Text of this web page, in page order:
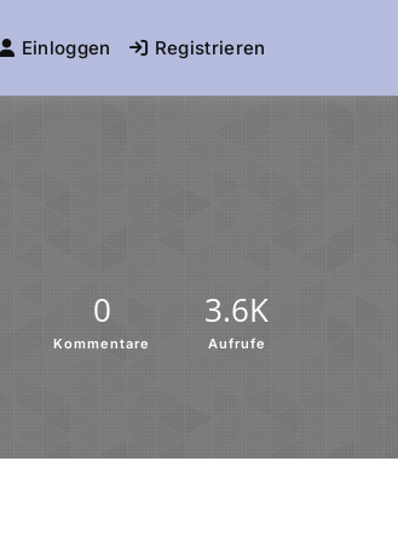
Einloggen Registrieren
0
Kommentare
3.6K
Aufrufe